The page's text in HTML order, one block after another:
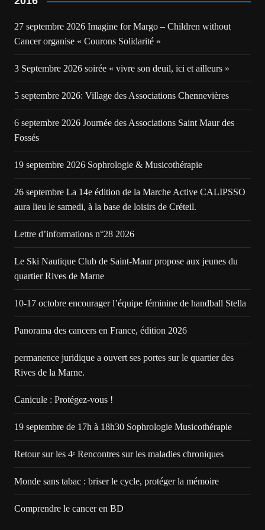
27 septembre 2026 Imagine for Margo – Children without
Cancer organise « Courons Solidarité »
3 Septembre 2026 soirée « vivre son deuil, ici et ailleurs »
5 septembre 2026: Village des Associations Chennevières
6 septembre 2026 Journée des Associations Saint Maur des
Fossés
19 septembre 2026 Sophrologie & Musicothérapie
26 septembre La 14e édition de la Marche Active CALIPSSO
aura lieu le samedi, à la base de loisirs de Créteil.
Lettre d’informations n°28 2026
Le Ski Nautique Club de Saint-Maur propose aux jeunes du
quartier Rives de Marne
10-17 octobre encourager l’équipe féminine de handball Stella
Panorama des cancers en France, édition 2026
permanence juridique a ouvert ses portes sur le quartier des
Rives de la Marne.
Canicule : Protégez-vous !
19 septembre de 17h à 18h30 Sophrologie Musicothérapie
Retour sur les 4ᵉ Rencontres sur les maladies chroniques
Monde sans tabac : briser le cycle, protéger la mémoire
Comprendre le cancer en BD